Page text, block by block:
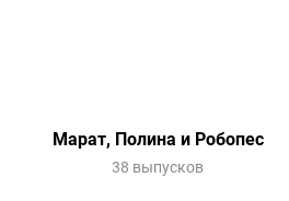
Марат, Полина и Робопес
38 выпусков